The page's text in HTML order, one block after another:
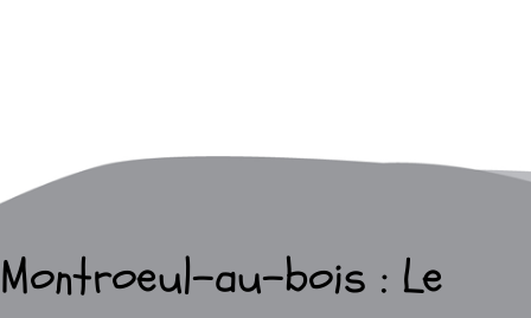
Montroeul-au-bois : Le